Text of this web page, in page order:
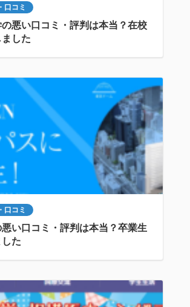
口コミ
悪い口コミ・評判は本当？在校
した
口コミ
い口コミ・評判は本当？卒業生
た